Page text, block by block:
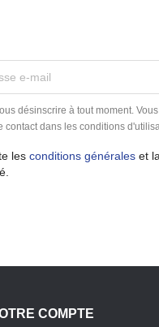
désinscrire à tout moment.
contact dans les conditions
lesconditions générales et
COMPTE